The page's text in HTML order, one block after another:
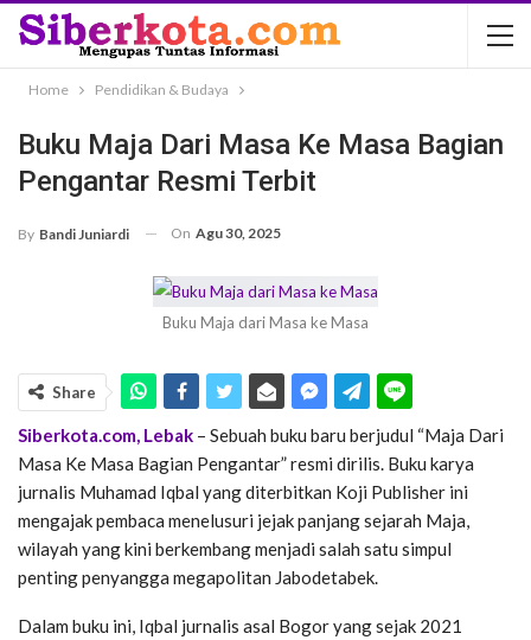
Home Pendidikan & Budaya
Buku Maja Dari Masa Ke Masa Bagian
Pengantar Resmi Terbit
By Bandi Juniardi On Agu 30, 2025
Buku Maja dari Masa ke Masa
Share
Siberkota.com, Lebak – Sebuah buku baru berjudul “Maja Dari
Masa Ke Masa Bagian Pengantar” resmi dirilis. Buku karya
jurnalis Muhamad Iqbal yang diterbitkan Koji Publisher ini
mengajak pembaca menelusuri jejak panjang sejarah Maja,
wilayah yang kini berkembang menjadi salah satu simpul
penting penyangga megapolitan Jabodetabek.
Dalam buku ini, Iqbal jurnalis asal Bogor yang sejak 2021